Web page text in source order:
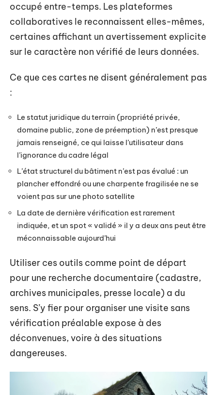
occupé entre-temps. Les plateformes
collaboratives le reconnaissent elles-mêmes,
certaines affichant un avertissement explicite
sur le caractère non vérifié de leurs données.
Ce que ces cartes ne disent généralement pas
:
Le statut juridique du terrain (propriété privée,
domaine public, zone de préemption) n’est presque
jamais renseigné, ce qui laisse l’utilisateur dans
l’ignorance du cadre légal
L’état structurel du bâtiment n’est pas évalué : un
plancher effondré ou une charpente fragilisée ne se
voient pas sur une photo satellite
La date de dernière vérification est rarement
indiquée, et un spot « validé » il y a deux ans peut être
méconnaissable aujourd’hui
Utiliser ces outils comme point de départ
pour une recherche documentaire (cadastre,
archives municipales, presse locale) a du
sens. S’y fier pour organiser une visite sans
vérification préalable expose à des
déconvenues, voire à des situations
dangereuses.